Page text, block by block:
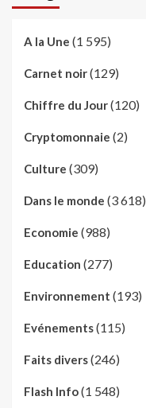
A la Une (1 595)
Carnet noir(129)
Chiffre du Jour(120)
Cryptomonnaie (2)
Culture (309)
Dans le monde (3 618)
Economie (988)
Education (277)
Environnement (193)
Evénements(115)
Faits divers(246)
Flash Info(1 548)